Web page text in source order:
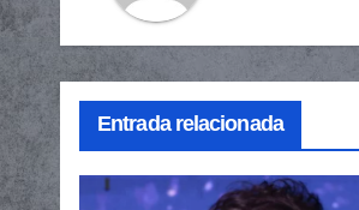
Entrada relacionada